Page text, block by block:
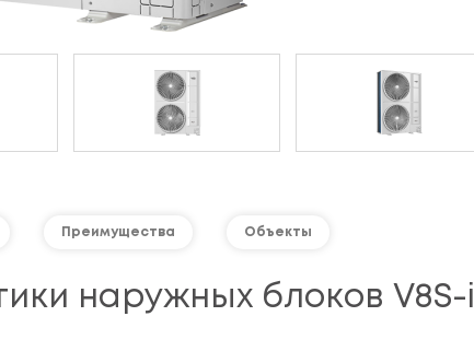
Преимущества Объекты
наружных блоков V8S-i